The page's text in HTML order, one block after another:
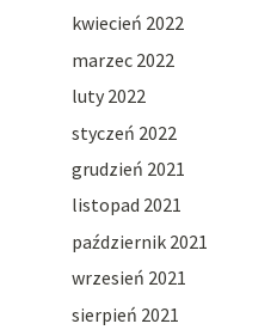
kwiecień 2022
marzec 2022
luty 2022
styczeń 2022
grudzień 2021
listopad 2021
październik 2021
wrzesień 2021
sierpień 2021